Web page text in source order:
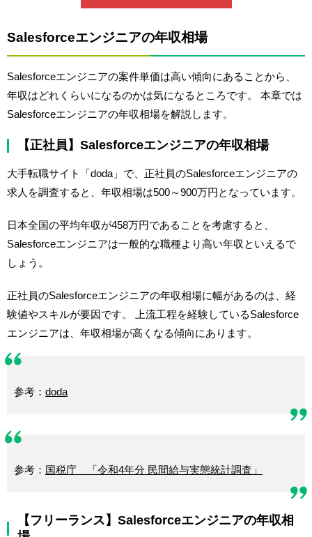
Salesforceエンジニアの年収相場
Salesforceエンジニアの案件単価は高い傾向にあることから、
年収はどれくらいになるのかは気になるところです。 本章では
Salesforceエンジニアの年収相場を解説します。
【正社員】Salesforceエンジニアの年収相場
大手転職サイト「doda」で、正社員のSalesforceエンジニアの
求人を調査すると、年収相場は500～900万円となっています。
日本全国の平均年収が458万円であることを考慮すると、
Salesforceエンジニアは一般的な職種より高い年収といえるで
しょう。
正社員のSalesforceエンジニアの年収相場に幅があるのは、経
験値やスキルが要因です。 上流工程を経験しているSalesforce
エンジニアは、年収相場が高くなる傾向にあります。
参考： doda
参考： 国税庁 「令和4年分 民間給与実態統計調査」
【フリーランス】Salesforceエンジニアの年収相